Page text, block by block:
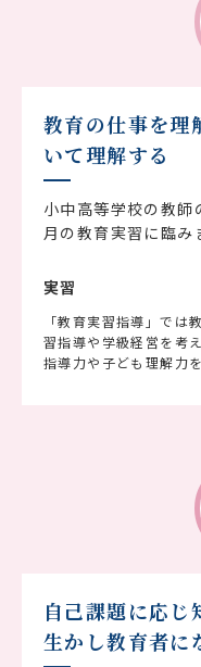
教育の仕事を理
いて理解する
小中高等学校の教師
月の教育実習に臨み
実習
「教育実習指導」では
習指導や学級経営を考
指導力や子ども理解力
自己課題に応じ
生かし教育者に